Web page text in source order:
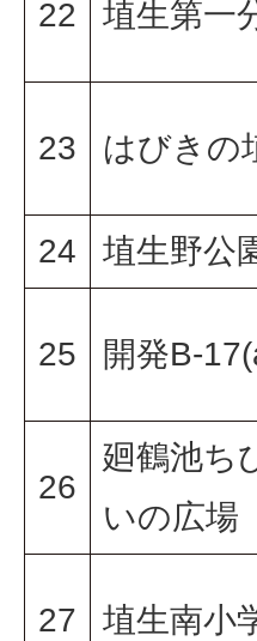
22 埴生第一
23 はびきの
24
埴生野公
25 開発B-
26
廻鶴池ち
いの広場
27 埴生南小